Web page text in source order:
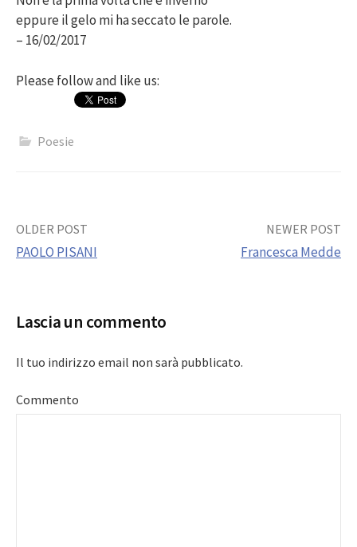
eppure il gelo mi ha seccato le parole.
– 16/02/2017
Please follow and like us:
Poesie
Post
OLDER POST
PAOLO PISANI
NEWER POST
Francesca Medde
Lascia un commento
Il tuo indirizzo email non sarà pubblicato.
Commento